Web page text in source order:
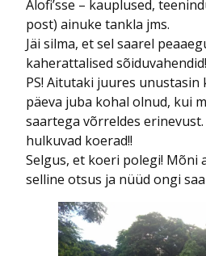
Alofi’sse – kauplused,
post) ainuke tankla jms.
Jäi silma, et sel saarel
kaherattalised
PS! Aitutaki juures
päeva juba kohal olnud, kui
saartega võrreldes
hulkuvad koerad!!
Selgus, et koeri polegi! Mõni
selline otsus ja nüüd ongi